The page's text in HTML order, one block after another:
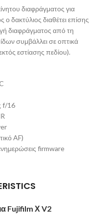
διαφράγματος για
δακτύλιος διαθέτει επίσης
διαφράγματος από τη
συμβάλλει σε οπτικά
εστίασης πεδίου).
f/16
AF)
firmware
Fujifilm Χ V2